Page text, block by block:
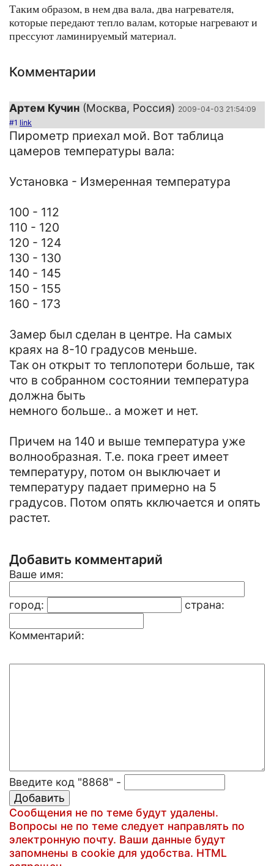
Таким образом, в нем два вала, два нагревателя,
которые передают тепло валам, которые нагревают и
прессуют ламинируемый материал.
Комментарии
Артем Кучин (Москва, Россия) 2009-04-03 21:54:09
#1 link
Пирометр приехал мой. Вот таблица
цамеров температуры вала:
Установка - Измеренная температура
100 - 112
110 - 120
120 - 124
130 - 130
140 - 145
150 - 155
160 - 173
Замер был сделан в центре. На самых
краях на 8-10 градусов меньше.
Так он открыт то теплопотери больше, так
что в собранном состоянии температура
должна быть
немного больше.. а может и нет.
Причем на 140 и выше температура уже
волнообразная. Т.е. пока греет имеет
температуру, потом он выключает и
температуру падает примерно на 5
градусов. Потом опять кключается и опять
растет.
Добавить комментарий
Ваше имя:
город: страна:
Комментарий:
Введите код "8868" -
Сообщения не по теме будут удалены.
Вопросы не по теме следует направлять по
электронную почту. Ваши данные будут
запомнены в cookie для удобства. HTML